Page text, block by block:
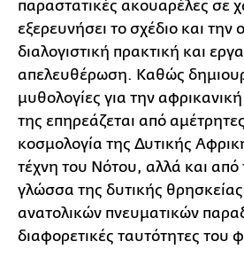
παραστατικές ακουαρέλες σε
εξερευνήσει το σχέδιο και
διαλογιστική πρακτική και
απελευθέρωση. Καθώς
μυθολογίες για την
της επηρεάζεται από
κοσμολογία της Δυτικής
τέχνη του Νότου, αλλά και από
γλώσσα της δυτικής
ανατολικών πνευματικών
διαφορετικές ταυτότητες του